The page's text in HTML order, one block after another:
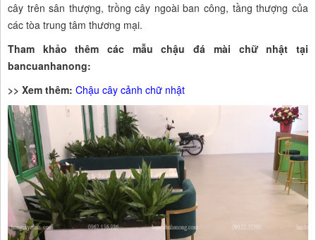
cây trên sân thượng, trồng cây ngoài ban công, tầng thượng của
các tòa trung tâm thương mại.
Tham khảo thêm các mẫu chậu đá mài chữ nhật tại
bancuanhanong:
>> Xem thêm: Chậu cây cảnh chữ nhật